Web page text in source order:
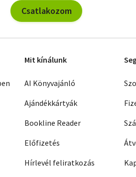
Csatlakozom
Mit kínálunk
AI Könyvajánló
Ajándékkártyák
Bookline Reader
Előfizetés
Hírlevél feliratkozás